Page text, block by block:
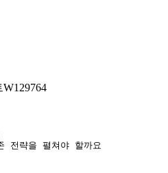
전략을 펼쳐야 할까요